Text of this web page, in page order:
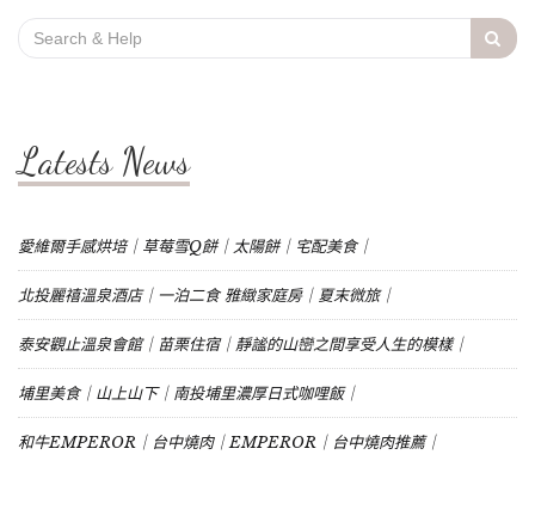
Search
for:
Latests News
愛維爾手感烘培｜草莓雪Q餅｜太陽餅｜宅配美食｜
北投麗禧溫泉酒店｜一泊二食 雅緻家庭房｜夏末微旅｜
泰安觀止溫泉會館｜苗栗住宿｜靜謐的山巒之間享受人生的模樣｜
埔里美食｜山上山下｜南投埔里濃厚日式咖哩飯｜
和牛EMPEROR｜台中燒肉｜EMPEROR｜台中燒肉推薦｜